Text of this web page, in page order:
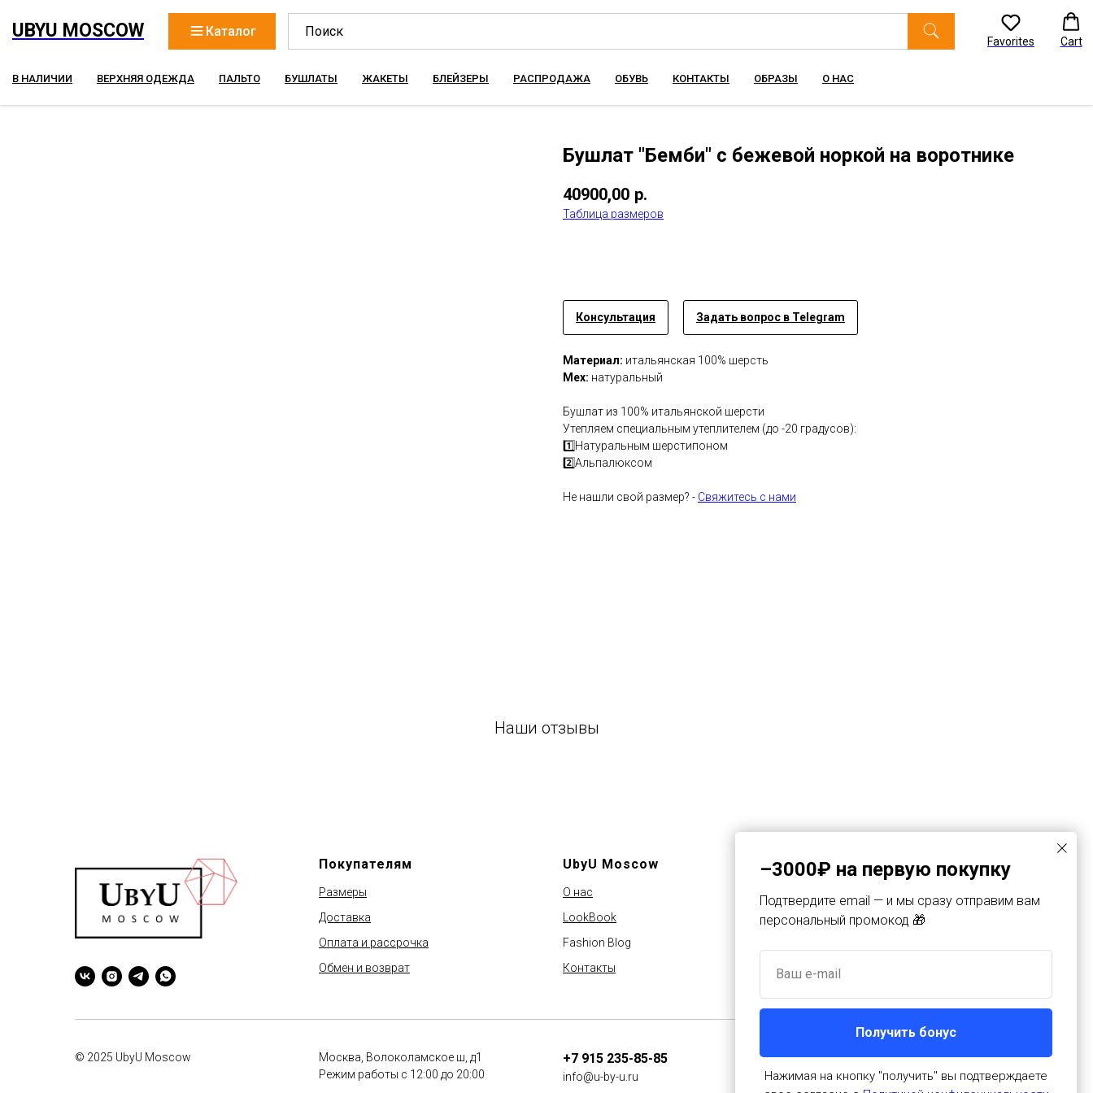
UBYU MOSCOW Каталог
Favorites Cart
В НАЛИЧИИ ВЕРХНЯЯ ОДЕЖДА ПАЛЬТО БУШЛАТЫ ЖАКЕТЫ БЛЕЙЗЕРЫ РАСПРОДАЖА ОБУВЬ КОНТАКТЫ ОБРАЗЫ О НАС
Бушлат "Бемби" с бежевой норкой на воротнике
40900,00 р.
Таблица размеров
Консультация Задать вопрос в Telegram
Материал: итальянская 100% шерсть
Мех: натуральный
Бушлат из 100% итальянской шерсти
Утепляем специальным утеплителем (до -20 градусов):
1️⃣Натуральным шерстипоном
2️⃣Альпалюксом
Не нашли свой размер? - Свяжитесь с нами
Наши отзывы
Покупателям
Размеры
Доставка
Оплата и рассрочка
Обмен и возврат
UbyU Moscow
О нас
LookBook
Fashion Blog
Контакты
Компания
Политика конфиденциальности
© 2025 UbyU Moscow
Москва, Волоколамское ш, д1
Режим работы с 12:00 до 20:00
+7 915 235-85-85
info@u-by-u.ru
–3000₽ на первую покупку
Подтвердите email — и мы сразу отправим вам
персональный промокод 🎁
Ваш e-mail
Получить бонус
Нажимая на кнопку "получить" вы подтверждаете